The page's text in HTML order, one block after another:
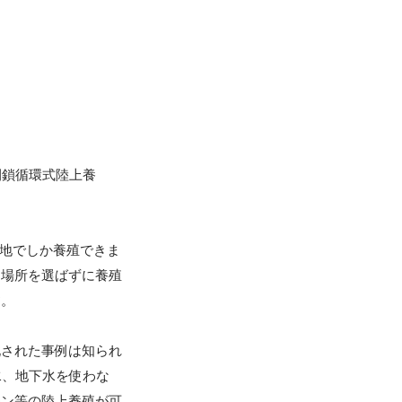
循環式陸上養
でしか養殖できま
所を選ばずに養殖
れた事例は知られ
地下水を使わな